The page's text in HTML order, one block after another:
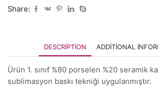
Share:
DESCRIPTION ADDITIONAL
Ürün 1. sınıf %80 porselen %20 seramik
sublimasyon baskı tekniği uygulanmıştır.